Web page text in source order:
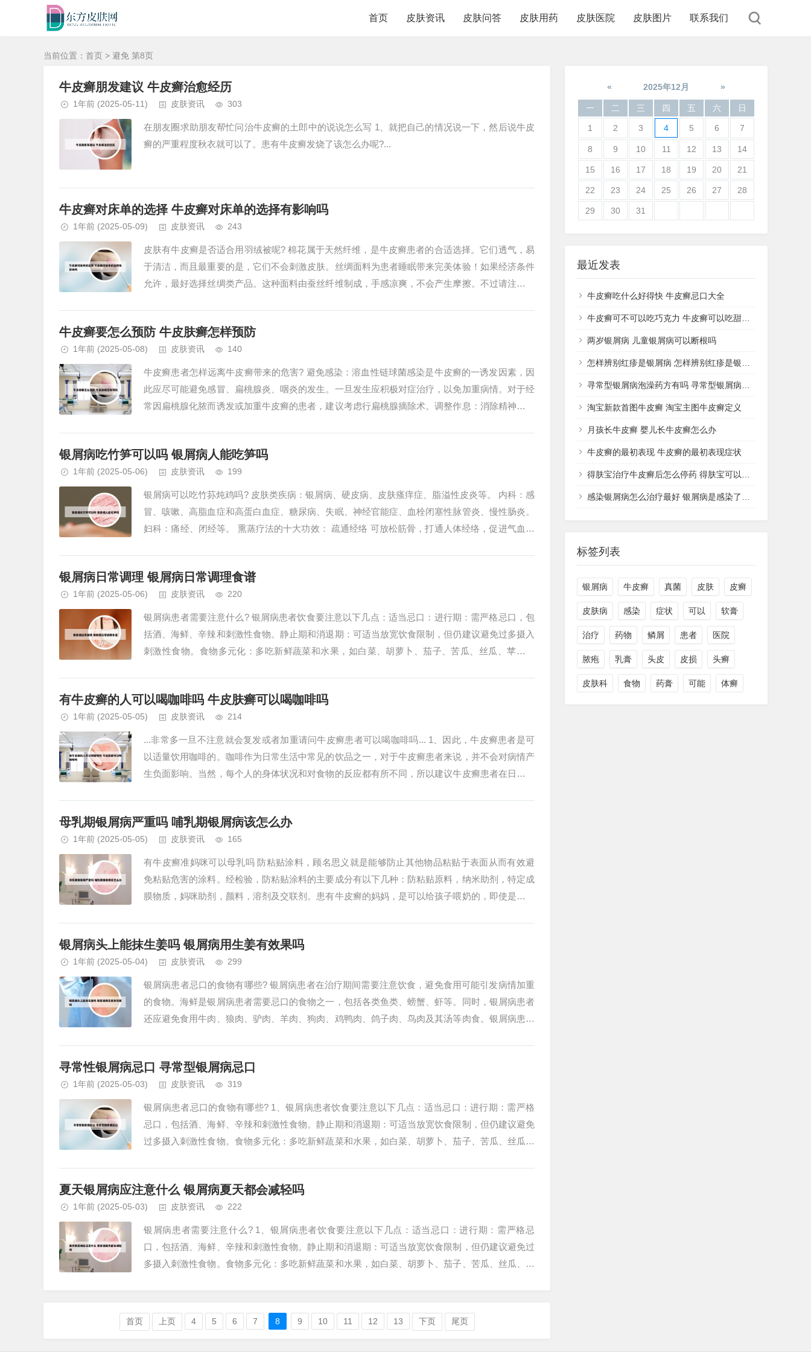
首页 皮肤资讯 皮肤问答 皮肤用药 皮肤医院 皮肤图片 联系我们
当前位置： 首页 > 避免 第8页
牛皮癣朋发建议 牛皮癣治愈经历
1年前 (2025-05-11) 皮肤资讯 303
在朋友圈求助朋友帮忙问治牛皮癣的土郎中的说说怎么写 1、就把自己的情况说一下，然后说牛皮
癣的严重程度秋衣就可以了。患有牛皮癣发烧了该怎么办呢?...
牛皮癣对床单的选择 牛皮癣对床单的选择有影响吗
1年前 (2025-05-09) 皮肤资讯 243
皮肤有牛皮癣是否适合用羽绒被呢? 棉花属于天然纤维，是牛皮癣患者的合适选择。它们透气，易
于清洁，而且最重要的是，它们不会刺激皮肤。丝绸面料为患者睡眠带来完美体验！如果经济条件
允许，最好选择丝绸类产品。这种面料由蚕丝纤维制成，手感凉爽，不会产生摩擦。不过请注意：
牛皮癣要怎么预防 牛皮肤癣怎样预防
1年前 (2025-05-08) 皮肤资讯 140
牛皮癣患者怎样远离牛皮癣带来的危害? 避免感染：溶血性链球菌感染是牛皮癣的一诱发因素，因
此应尽可能避免感冒、扁桃腺炎、咽炎的发生。一旦发生应积极对症治疗，以免加重病情。对于经
常因扁桃腺化脓而诱发或加重牛皮癣的患者，建议考虑行扁桃腺摘除术。调整作息：消除精神紧张
银屑病吃竹笋可以吗 银屑病人能吃笋吗
1年前 (2025-05-06) 皮肤资讯 199
银屑病可以吃竹荪炖鸡吗? 皮肤类疾病：银屑病、硬皮病、皮肤瘙痒症、脂溢性皮炎等。 内科：感
冒、咳嗽、高脂血症和高蛋白血症、糖尿病、失眠、神经官能症、血栓闭塞性脉管炎、慢性肠炎。
妇科：痛经、闭经等。 熏蒸疗法的十大功效： 疏通经络 可放松筋骨，打通人体经络，促进气血循
银屑病日常调理 银屑病日常调理食谱
1年前 (2025-05-06) 皮肤资讯 220
银屑病患者需要注意什么? 银屑病患者饮食要注意以下几点：适当忌口：进行期：需严格忌口，包
括酒、海鲜、辛辣和刺激性食物。静止期和消退期：可适当放宽饮食限制，但仍建议避免过多摄入
刺激性食物。食物多元化：多吃新鲜蔬菜和水果，如白菜、胡萝卜、茄子、苦瓜、丝瓜、苹果、
有牛皮癣的人可以喝咖啡吗 牛皮肤癣可以喝咖啡吗
1年前 (2025-05-05) 皮肤资讯 214
...非常多一旦不注意就会复发或者加重请问牛皮癣患者可以喝咖啡吗... 1、因此，牛皮癣患者是可
以适量饮用咖啡的。咖啡作为日常生活中常见的饮品之一，对于牛皮癣患者来说，并不会对病情产
生负面影响。当然，每个人的身体状况和对食物的反应都有所不同，所以建议牛皮癣患者在日常饮
母乳期银屑病严重吗 哺乳期银屑病该怎么办
1年前 (2025-05-05) 皮肤资讯 165
有牛皮癣准妈咪可以母乳吗 防粘贴涂料，顾名思义就是能够防止其他物品粘贴于表面从而有效避
免粘贴危害的涂料。经检验，防粘贴涂料的主要成分有以下几种：防粘贴原料，纳米助剂，特定成
膜物质，妈咪助剂，颜料，溶剂及交联剂。患有牛皮癣的妈妈，是可以给孩子喂奶的，即使是哺乳
银屑病头上能抹生姜吗 银屑病用生姜有效果吗
1年前 (2025-05-04) 皮肤资讯 299
银屑病患者忌口的食物有哪些? 银屑病患者在治疗期间需要注意饮食，避免食用可能引发病情加重
的食物。海鲜是银屑病患者需要忌口的食物之一，包括各类鱼类、螃蟹、虾等。同时，银屑病患者
还应避免食用牛肉、狼肉、驴肉、羊肉、狗肉、鸡鸭肉、鸽子肉、鸟肉及其汤等肉食。银屑病患者
寻常性银屑病忌口 寻常型银屑病忌口
1年前 (2025-05-03) 皮肤资讯 319
银屑病患者忌口的食物有哪些? 1、银屑病患者饮食要注意以下几点：适当忌口：进行期：需严格
忌口，包括酒、海鲜、辛辣和刺激性食物。静止期和消退期：可适当放宽饮食限制，但仍建议避免
过多摄入刺激性食物。食物多元化：多吃新鲜蔬菜和水果，如白菜、胡萝卜、茄子、苦瓜、丝瓜、
夏天银屑病应注意什么 银屑病夏天都会减轻吗
1年前 (2025-05-03) 皮肤资讯 222
银屑病患者需要注意什么? 1、银屑病患者饮食要注意以下几点：适当忌口：进行期：需严格忌
口，包括酒、海鲜、辛辣和刺激性食物。静止期和消退期：可适当放宽饮食限制，但仍建议避免过
多摄入刺激性食物。食物多元化：多吃新鲜蔬菜和水果，如白菜、胡萝卜、茄子、苦瓜、丝瓜、苹
首页 上页 4 5 6 7 8 9 10 11 12 13 下页 尾页
« 2025年12月 »
一 二 三 四 五 六 日
1 2 3 4 5 6 7
8 9 10 11 12 13 14
15 16 17 18 19 20 21
22 23 24 25 26 27 28
29 30 31
最近发表
牛皮癣吃什么好得快 牛皮癣忌口大全
牛皮癣可不可以吃巧克力 牛皮癣可以吃甜品吗
两岁银屑病 儿童银屑病可以断根吗
怎样辨别红疹是银屑病 怎样辨别红疹是银屑病还是湿疹
寻常型银屑病泡澡药方有吗 寻常型银屑病用什么药洗
淘宝新款首图牛皮癣 淘宝主图牛皮癣定义
月孩长牛皮癣 婴儿长牛皮癣怎么办
牛皮癣的最初表现 牛皮癣的最初表现症状
得肤宝治疗牛皮癣后怎么停药 得肤宝可以治疗湿疹吗
感染银屑病怎么治疗最好 银屑病是感染了什么病菌
标签列表
银屑病 牛皮癣 真菌 皮肤 皮癣
皮肤病 感染 症状 可以 软膏
治疗 药物 鳞屑 患者 医院
脓疱 乳膏 头皮 皮损 头癣
皮肤科 食物 药膏 可能 体癣